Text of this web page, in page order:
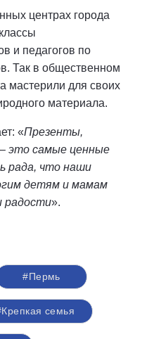
центрах города
и педагогов по
Так в общественном
мастерили для своих
материала.
«Презенты,
это самые ценные
рада, что наши
детям и мамам
радости».
#Пермь
семья